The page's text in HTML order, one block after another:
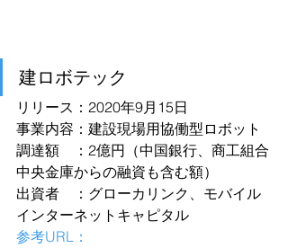
建ロボテック
リリース：2020年9月15日
事業内容：建設現場用協働型ロボット
調達額　：2億円（中国銀行、商工組合
中央金庫からの融資も含む額）
出資者　：グローカリンク、モバイル
インターネットキャピタル
参考URL：